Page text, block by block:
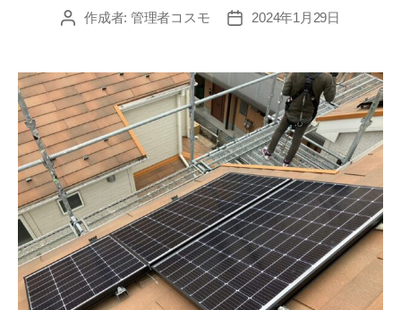
作成者: 管理者コスモ 2024年1月29日